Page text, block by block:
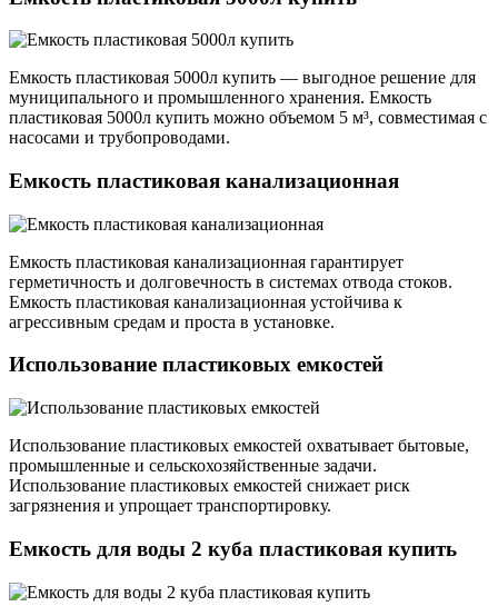
Емкость пластиковая 5000л купить — выгодное решение для
муниципального и промышленного хранения. Емкость
пластиковая 5000л купить можно объемом 5 м³, совместимая с
насосами и трубопроводами.
Емкость пластиковая канализационная
Емкость пластиковая канализационная гарантирует
герметичность и долговечность в системах отвода стоков.
Емкость пластиковая канализационная устойчива к
агрессивным средам и проста в установке.
Использование пластиковых емкостей
Использование пластиковых емкостей охватывает бытовые,
промышленные и сельскохозяйственные задачи.
Использование пластиковых емкостей снижает риск
загрязнения и упрощает транспортировку.
Емкость для воды 2 куба пластиковая купить